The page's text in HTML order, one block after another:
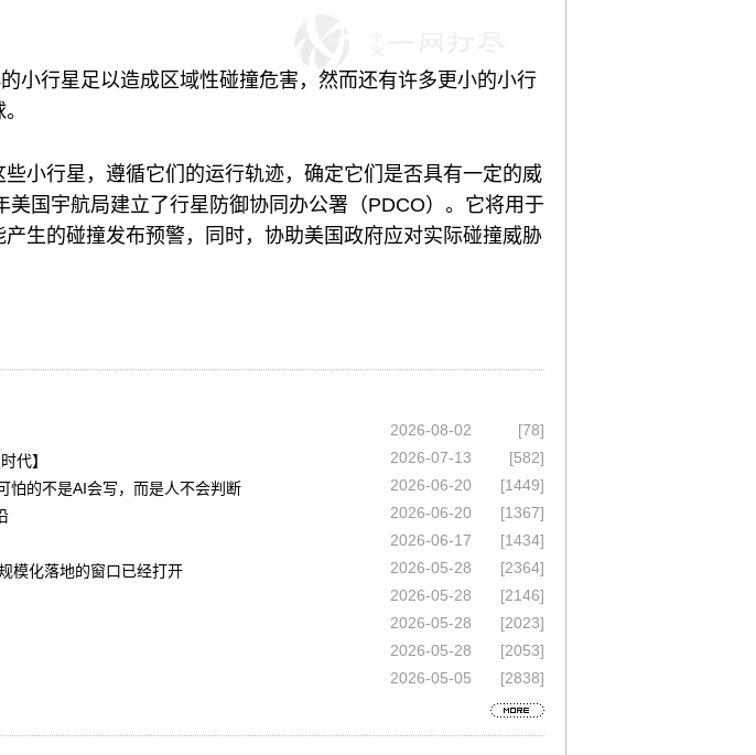
小行星足以造成区域性碰撞危害，然而还有许多更小的小行
小行星，遵循它们的运行轨迹，确定它们是否具有一定的威
国宇航局建立了行星防御协同办公署（PDCO）。它将用于
生的碰撞发布预警，同时，协助美国政府应对实际碰撞威胁
2026-08-02
[78]
代】
2026-07-13
[582]
的不是AI会写，而是人不会判断
2026-06-20
[1449]
2026-06-20
[1367]
2026-06-17
[1434]
模化落地的窗口已经打开
2026-05-28
[2364]
2026-05-28
[2146]
2026-05-28
[2023]
2026-05-28
[2053]
2026-05-05 [2838]